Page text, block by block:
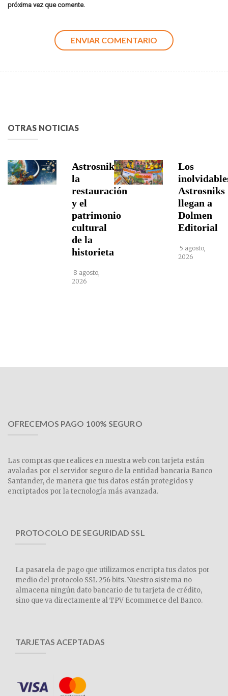
próxima vez que comente.
OTRAS NOTICIAS
Astrosniks,
la
restauración
y el
patrimonio
cultural
de la
historieta
8 agosto,
2026
Los
Astrosniks
llegan a
Dolmen
Editorial
5 agosto,
2026
OFRECEMOS PAGO 100% SEGURO
Las compras que realices en nuestra web con tarjeta están
avaladas por el servidor seguro de la entidad bancaria Banco
Santander, de manera que tus datos están protegidos y
encriptados por la tecnología más avanzada.
PROTOCOLO DE SEGURIDAD SSL
La pasarela de pago que utilizamos encripta tus datos por
medio del protocolo SSL 256 bits. Nuestro sistema no
almacena ningún dato bancario de tu tarjeta de crédito,
sino que va directamente al TPV Ecommerce del Banco.
TARJETAS ACEPTADAS